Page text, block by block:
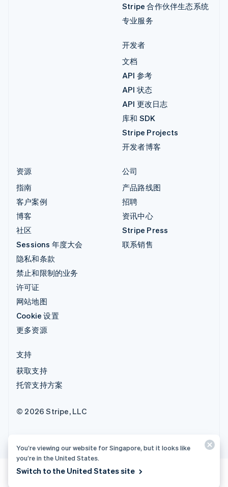
Stripe 合作伙伴生态系统
专业服务
开发者
文档
API 参考
API 状态
API 更改日志
库和 SDK
Stripe Projects
开发者博客
资源
指南
客户案例
博客
社区
Sessions 年度大会
隐私和条款
禁止和限制的业务
许可证
网站地图
Cookie 设置
更多资源
公司
产品路线图
招聘
资讯中心
Stripe Press
联系销售
支持
获取支持
托管支持方案
© 2026 Stripe, LLC
You’re viewing our website for Singapore, but it looks like
you’re in the United States.
Switch to the United States site